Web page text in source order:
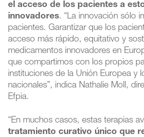
el acceso de los pacientes a
innovadores. “La innovación sólo
pacientes. Garantizar que los
acceso más rápido, equitativo y
medicamentos innovadores en
que compartimos con los propios
instituciones de la Unión Europea y
nacionales”, indica Nathalie Moll,
Efpia.
“En muchos casos, estas terapias
tratamiento curativo único que